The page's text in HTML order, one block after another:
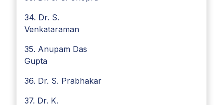
34. Dr. S.
Venkataraman
35. Anupam Das
Gupta
36. Dr. S. Prabhakar
37. Dr. K.